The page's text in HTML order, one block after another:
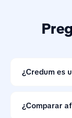
¿Credum es
préstamos en
¿Comparar